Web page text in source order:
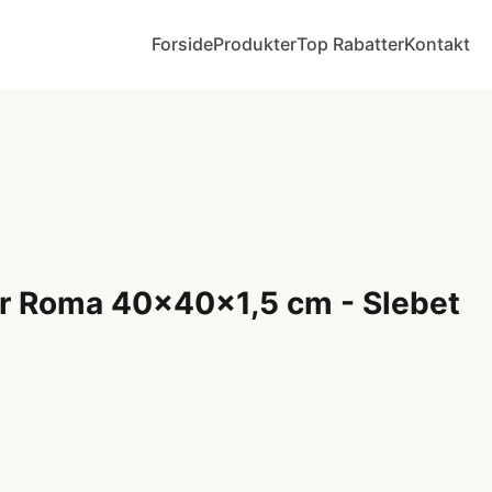
ForsideProdukterTop RabatterKontakt
Roma 40x40x1,5 cm - Slebet